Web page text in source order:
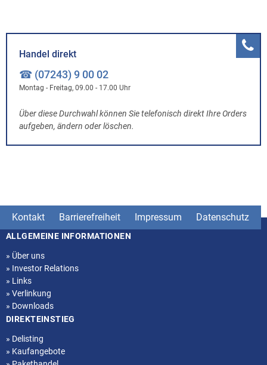
Handel direkt
☎ (07243) 9 00 02
Montag - Freitag, 09.00 - 17.00 Uhr
Über diese Durchwahl können Sie telefonisch direkt Ihre Orders
aufgeben, ändern oder löschen.
Kontakt Barrierefreiheit Impressum Datenschutz
Seitenstruktur
ALLGEMEINE INFORMATIONEN
» Über uns
» Investor Relations
» Links
» Verlinkung
» Downloads
DIREKTEINSTIEG
» Delisting
» Kaufangebote